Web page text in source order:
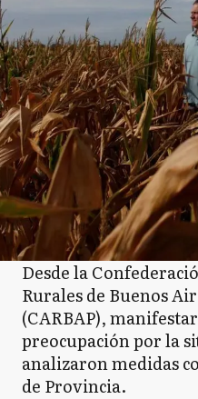
Desde la
Rurales de Buenos
(CARBAP),
preocupación por la
analizaron medidas
de Provincia.